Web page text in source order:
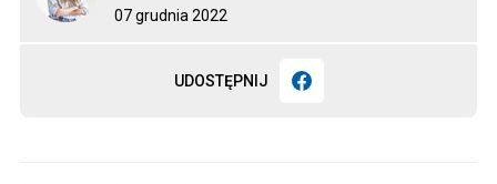
07 grudnia 2022
UDOSTĘPNIJ